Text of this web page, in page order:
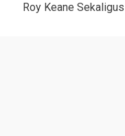
Roy Keane Sekaligus